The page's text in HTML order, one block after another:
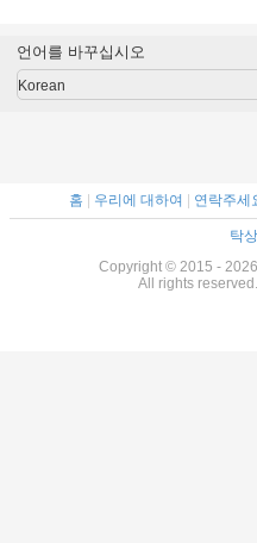
오
언어를 바꾸십시오
Korean
홈 우리에 대하여 연락주세
탁
Copyright © 2015 -
All rights